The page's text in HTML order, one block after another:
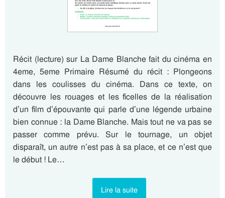
Récit (lecture) sur La Dame Blanche fait du cinéma en
4eme, 5eme Primaire Résumé du récit : Plongeons
dans les coulisses du cinéma. Dans ce texte, on
découvre les rouages et les ficelles de la réalisation
d’un film d’épouvante qui parle d’une légende urbaine
bien connue : la Dame Blanche. Mais tout ne va pas se
passer comme prévu. Sur le tournage, un objet
disparaît, un autre n’est pas à sa place, et ce n’est que
le début ! Le…
Lire la suite